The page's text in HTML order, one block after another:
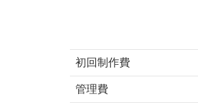
初回制作費
管理費